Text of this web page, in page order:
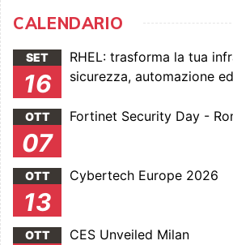
CALENDARIO
SET
16
RHEL: trasforma la tua
sicurezza, automazione
OTT
07
Fortinet Security Day -
OTT
13
Cybertech Europe 2026
OTT CES Unveiled Milan